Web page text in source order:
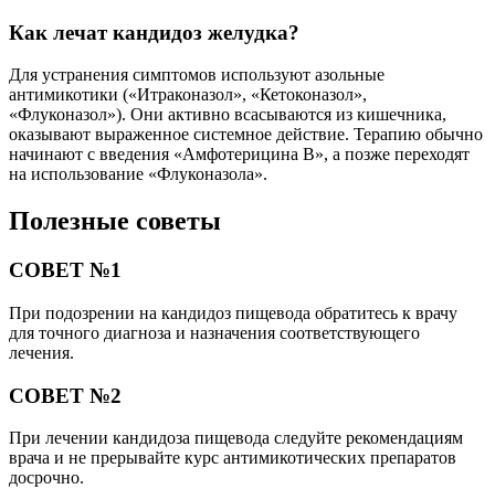
Как лечат кандидоз желудка?
Для устранения симптомов используют азольные
антимикотики («Итраконазол», «Кетоконазол»,
«Флуконазол»). Они активно всасываются из кишечника,
оказывают выраженное системное действие. Терапию обычно
начинают с введения «Амфотерицина В», а позже переходят
на использование «Флуконазола».
Полезные советы
СОВЕТ №1
При подозрении на кандидоз пищевода обратитесь к врачу
для точного диагноза и назначения соответствующего
лечения.
СОВЕТ №2
При лечении кандидоза пищевода следуйте рекомендациям
врача и не прерывайте курс антимикотических препаратов
досрочно.